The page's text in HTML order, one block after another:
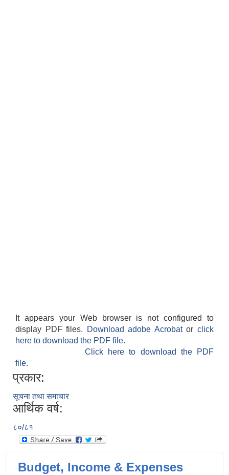
It appears your Web browser is not configured to
display PDF files.
Download adobe Acrobatorclick
here to download the PDF file.
Click here to download the PDF
file.
प्रकार:
सूचना तथा समाचार
आर्थिक वर्ष:
८०/८१
Budget, Income & Expenses